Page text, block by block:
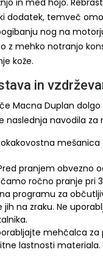
in med hojo.
dodatek, temveč
nog na
z mehko notranjo
kože.
in
Macna Duplan
naslednja navodila za
pranjem obvezno
ročno pranje pri
programu za
jih na zraku. Ne
mehčalca za
lastnosti materiala.